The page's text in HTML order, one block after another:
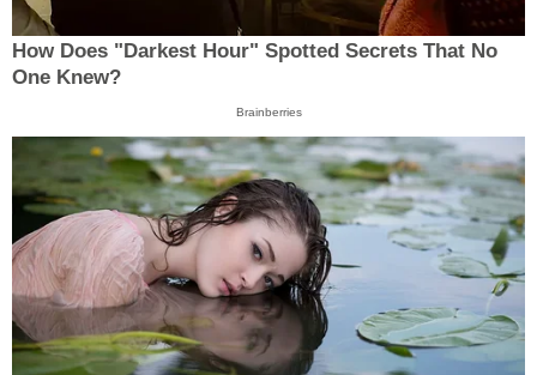
How Does "Darkest Hour" Spotted Secrets That No
One Knew?
Brainberries